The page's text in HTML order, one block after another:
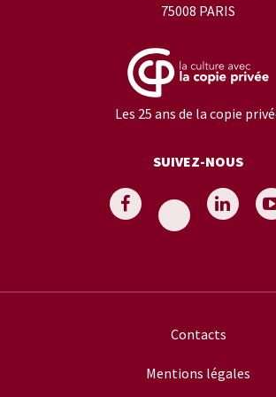
75008 PARIS
Les 25 ans de la copie
SUIVEZ-NOUS
Contacts
Mentions légales